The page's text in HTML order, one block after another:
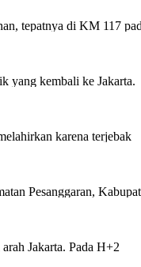
kumparan
kumparan
kumparan
kumparan
kumparan